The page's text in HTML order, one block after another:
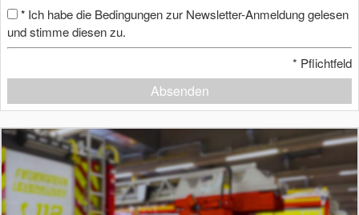
* Ich habe die Bedingungen zur Newsletter-Anmeldung gelesen
und stimme diesen zu.
* Pflichtfeld
Absenden